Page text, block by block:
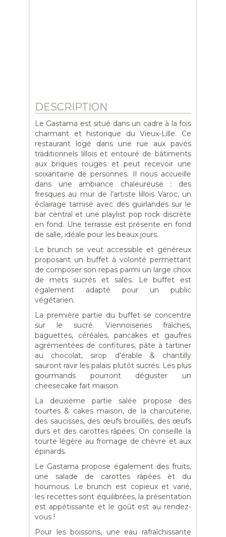
DESCRIPTION
Le Gastama est situé dans un cadre à la fois
charmant et historique du Vieux-Lille. Ce
restaurant logé dans une rue aux pavés
traditionnels lillois et entouré de bâtiments
aux briques rouges et peut recevoir une
soixantaine de personnes. Il nous accueille
dans une ambiance chaleureuse : des
fresques au mur de l’artiste lillois Varoc, un
éclairage tamisé avec des guirlandes sur le
bar central et une playlist pop rock discrète
en fond. Une terrasse est présente en fond
de salle, idéale pour les beaux jours.
Le brunch se veut accessible et généreux
proposant un buffet à volonté permettant
de composer son repas parmi un large choix
de mets sucrés et salés. Le buffet est
également adapté pour un public
végétarien.
La première partie du buffet se concentre
sur le sucré. Viennoiseries fraîches,
baguettes, céréales, pancakes et gaufres
agrémentées de confitures, pâte à tartiner
au chocolat, sirop d’érable & chantilly
sauront ravir les palais plutôt sucrés. Les plus
gourmands pourront déguster un
cheesecake fait maison.
La deuxième partie salée propose des
tourtes & cakes maison, de la charcuterie,
des saucisses, des œufs brouillés, des œufs
durs et des carottes râpées. On conseille la
tourte légère au fromage de chèvre et aux
épinards.
Le Gastama propose également des fruits,
une salade de carottes râpées et du
houmous. Le brunch est copieux et varié,
les recettes sont équilibrées, la présentation
est appétissante et le goût est au rendez-
vous !
Pour les boissons, une eau rafraîchissante